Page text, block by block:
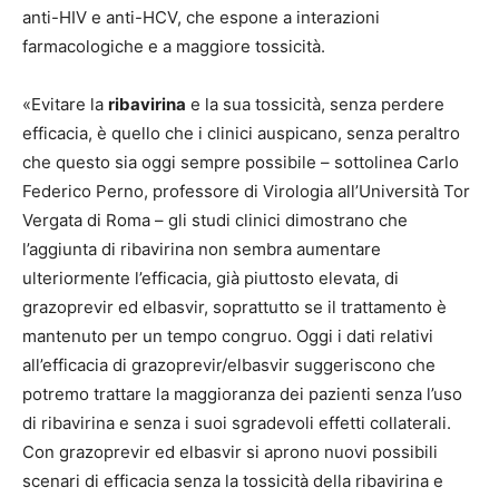
anti-HIV e anti-HCV, che espone a interazioni
farmacologiche e a maggiore tossicità.
«Evitare la ribavirina e la sua tossicità, senza perdere
efficacia, è quello che i clinici auspicano, senza peraltro
che questo sia oggi sempre possibile – sottolinea Carlo
Federico Perno, professore di Virologia all’Università Tor
Vergata di Roma – gli studi clinici dimostrano che
l’aggiunta di ribavirina non sembra aumentare
ulteriormente l’efficacia, già piuttosto elevata, di
grazoprevir ed elbasvir, soprattutto se il trattamento è
mantenuto per un tempo congruo. Oggi i dati relativi
all’efficacia di grazoprevir/elbasvir suggeriscono che
potremo trattare la maggioranza dei pazienti senza l’uso
di ribavirina e senza i suoi sgradevoli effetti collaterali.
Con grazoprevir ed elbasvir si aprono nuovi possibili
scenari di efficacia senza la tossicità della ribavirina e